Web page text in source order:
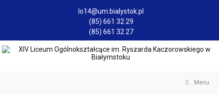
lo14@um.bialystok.pl
(85) 661 32 29
(85) 661 32 27
Menu